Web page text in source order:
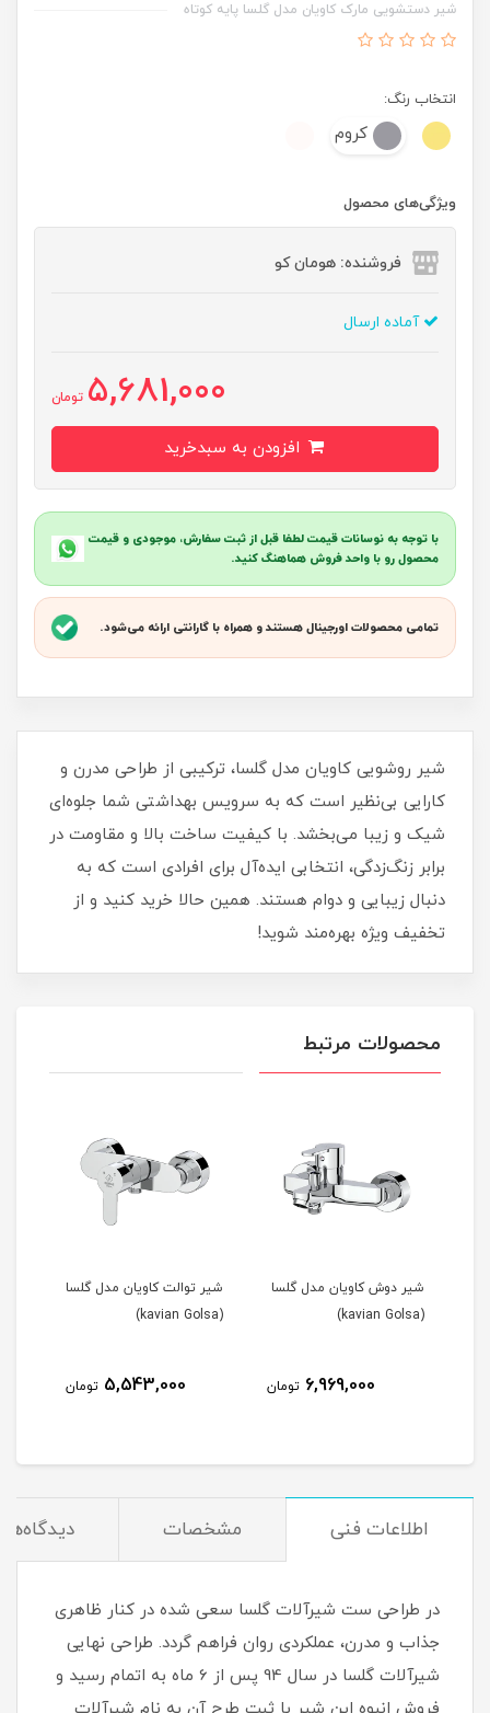
شیر دستشویی مارک کاویان مدل گلسا پایه کوتاه
انتخاب رنگ:
کروم
ویژگی‌های محصول
فروشنده: هومان کو
آماده ارسال
5,681,000 تومان
با توجه به نوسانات قیمت لطفا قبل از ثبت سفارش، موجودی و قیمت
محصول رو با واحد فروش هماهنگ کنید.
تمامی محصولات اورجینال هستند و همراه با گارانتی ارائه می‌شود.
شیر روشویی کاویان مدل گلسا، ترکیبی از طراحی مدرن و
کارایی بی‌نظیر است که به سرویس بهداشتی شما جلوه‌ای
شیک و زیبا می‌بخشد. با کیفیت ساخت بالا و مقاومت در
برابر زنگ‌زدگی، انتخابی ایده‌آل برای افرادی است که به
دنبال زیبایی و دوام هستند. همین حالا خرید کنید و از
تخفیف ویژه بهره‌مند شوید!
محصولات مرتبط
شیر دوش کاویان مدل گلسا
(kavian Golsa)
6,969,000 تومان
شیر توالت کاویان مدل گلسا
(kavian Golsa)
5,543,000 تومان
اطلاعات فنی مشخصات دیدگاه‌ها
در طراحی ست شیرآلات گلسا سعی شده در کنار ظاهری
جذاب و مدرن، عملکردی روان فراهم گردد. طراحی نهایی
شیرآلات گلسا در سال 94 پس از 6 ماه به اتمام رسید و